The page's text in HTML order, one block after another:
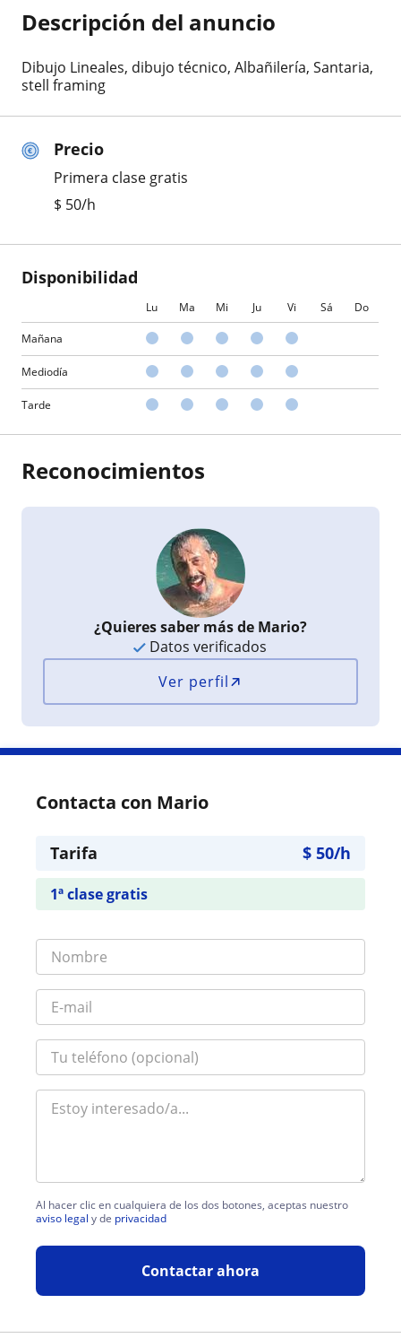
Precio
Primera clase gratis
$ 50/h
Disponibilidad
Lu Ma Mi Ju Vi Sá Do
Mañana
Mediodía
Tarde
Descripción del anuncio
Dibujo Lineales, dibujo técnico, Albañilería, Santaria,
stell framing
Reconocimientos
¿Quieres saber más de Mario?
Datos verificados
Ver perfil
Contacta con Mario
Tarifa $ 50/h
1ª clase gratis
Al hacer clic en cualquiera de los dos botones, aceptas nuestro
aviso legal y de privacidad
Contactar ahora